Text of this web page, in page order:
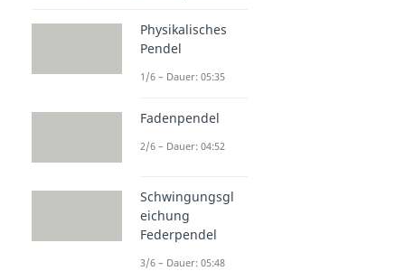
Physikalisches
Pendel
1/6 – Dauer: 05:35
Fadenpendel
2/6 – Dauer: 04:52
Schwingungsgl
eichung
Federpendel
3/6 – Dauer: 05:48